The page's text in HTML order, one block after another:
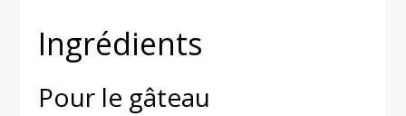
Ingrédients
Pour le gâteau